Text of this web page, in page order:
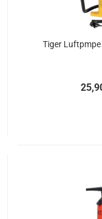
Tiger